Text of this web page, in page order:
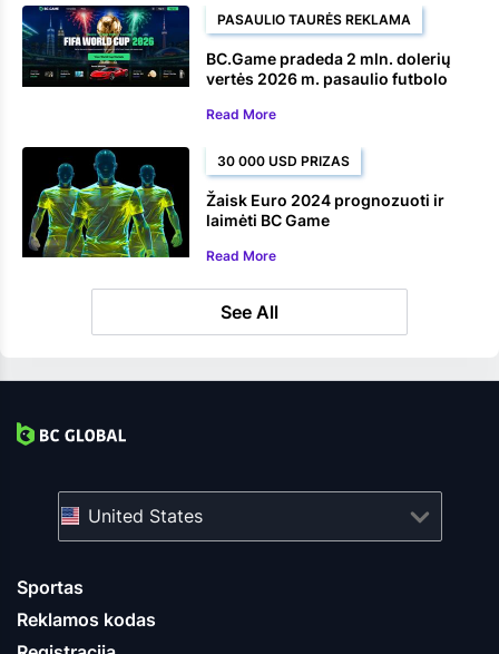
PASAULIO TAURĖS REKLAMA
BC.Game pradeda 2 mln. dolerių
vertės 2026 m. pasaulio futbolo
Read More
30 000 USD PRIZAS
Žaisk Euro 2024 prognozuoti ir
laimėti BC Game
Read More
See All
Sportas
Reklamos kodas
United States